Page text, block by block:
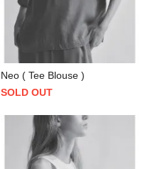
Neo ( Tee Blouse )
SOLD OUT